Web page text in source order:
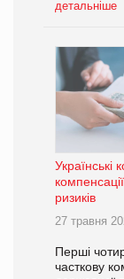
детальніше
Українські
ризиків
27 травня
Перші
часткову